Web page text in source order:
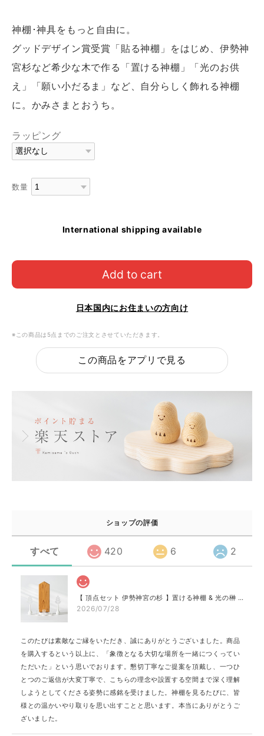
神棚･神具をもっと自由に。
グッドデザイン賞受賞「貼る神棚」をはじめ、伊勢神
宮杉など希少な木で作る「置ける神棚」「光のお供
え」「願い小だるま」など、自分らしく飾れる神棚
に。かみさまとおうち。
ラッピング
数量
International shipping available
Add to cart
日本国内にお住まいの方向け
※この商品は5点までのご注文とさせていただきます。
この商品をアプリで見る
ショップの評価
すべて 420 6 2
【 頂点セット 伊勢神宮の杉 】置ける神棚 & 光の榊 & 光のお供え プレミア［神具 地平 付き］
2026/07/28
このたびは素敵なご縁をいただき、誠にありがとうございました。商品
を購入するという以上に、「象徴となる大切な場所を一緒につくってい
ただいた」という思いでおります。懇切丁寧なご提案を頂戴し、一つひ
とつのご返信が大変丁寧で、こちらの理念や設置する空間まで深く理解
しようとしてくださる姿勢に感銘を受けました。神棚を見るたびに、皆
様との温かいやり取りを思い出すことと思います。本当にありがとうご
ざいました。